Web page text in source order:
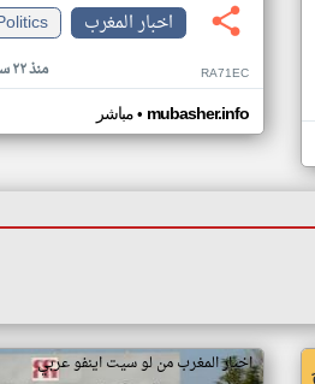
اخبار المغرب
منذ ٢٢ ساعة RA71EC
مباشر• mubasher.info
اخبار المغرب من لو سيت اينفو عربي